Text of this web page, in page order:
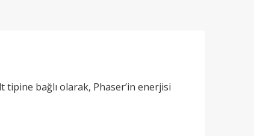
bağlı olarak, Phaser’in enerjisi